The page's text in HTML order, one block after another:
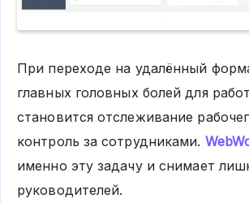
При переходе на удалённый
главных головных болей для
становится отслеживание
контроль за сотрудниками.
именно эту задачу и снимает
руководителей.